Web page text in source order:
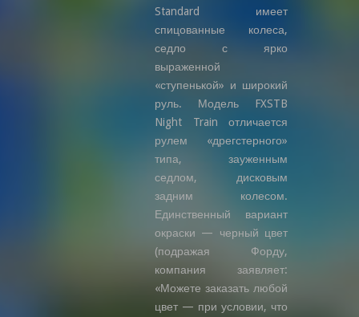
Standard имеет
спицованные колеса,
седло с ярко
выраженной
«ступенькой» и широкий
руль. Модель FXSTB
Night Train отличается
рулем «дрегстерного»
типа, зауженным
седлом, дисковым
задним колесом.
Единственный вариант
окраски — черный цвет
(подражая Форду,
компания заявляет:
«Можете заказать любой
цвет — при условии, что